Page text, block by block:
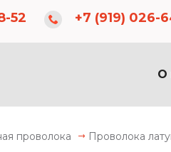
c 08:00 до
52 +7 (919) 026-
О
проволока Проволока